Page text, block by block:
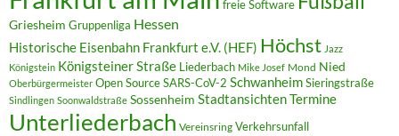
freie Software
Griesheim Gruppenliga Hessen
Historische Eisenbahn Frankfurt e.V. (HEF) Höchst Jazz
Königstein Königsteiner Straße Liederbach Mike Josef Mond Nied
Oberbürgermeister Open SourceSARS-CoV-2 SchwanheimSieringstraße
Sindlingen Soonwaldstraße Sossenheim StadtansichtenTermine
Unterliederbach Vereinsring Verkehrsunfall